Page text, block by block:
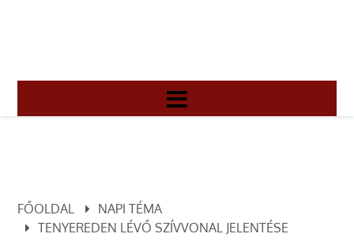
FŐOLDAL
NAPI TÉMA
TENYEREDEN LÉVŐ SZÍVVONAL JELENTÉSE